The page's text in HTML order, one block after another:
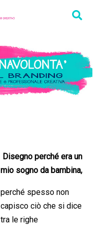
Disegno perché era un
mio sogno da bambina,
perché spesso non
capisco ciò che si dice
tra le righe